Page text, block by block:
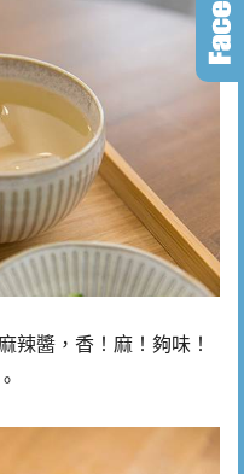
辣醬，香！麻！夠味！